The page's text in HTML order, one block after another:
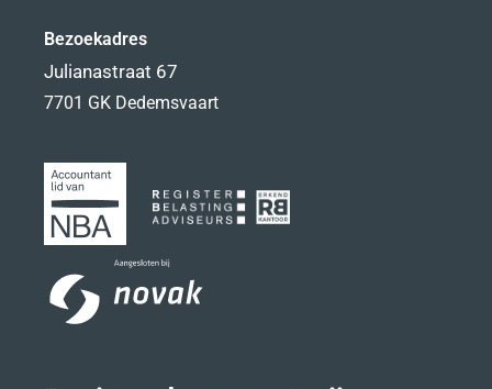
Bezoekadres
Julianastraat 67
7701 GK Dedemsvaart